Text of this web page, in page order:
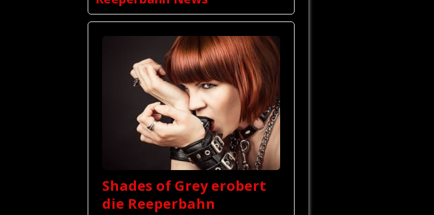
Shades of Grey erobert
die Reeperbahn